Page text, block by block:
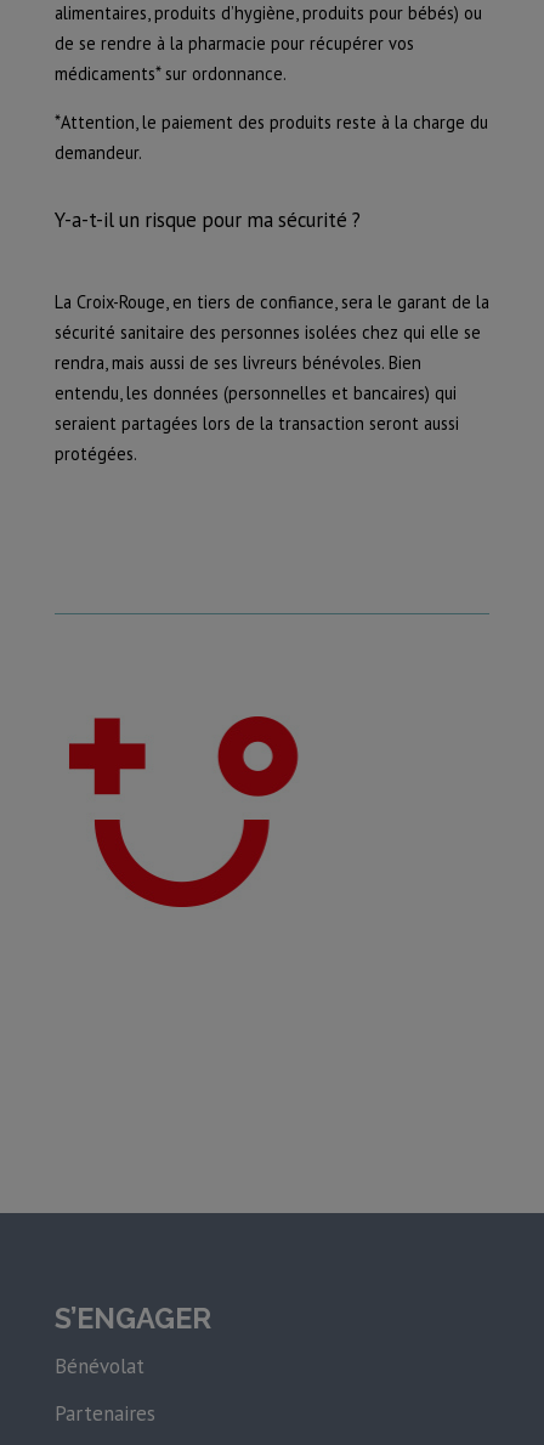
alimentaires, produits d’hygiène, produits pour bébés) ou
de se rendre à la pharmacie pour récupérer vos
médicaments* sur ordonnance.
*Attention, le paiement des produits reste à la charge du
demandeur.
Y-a-t-il un risque pour ma sécurité ?
La Croix-Rouge, en tiers de confiance, sera le garant de la
sécurité sanitaire des personnes isolées chez qui elle se
rendra, mais aussi de ses livreurs bénévoles. Bien
entendu, les données (personnelles et bancaires) qui
seraient partagées lors de la transaction seront aussi
protégées.
S’ENGAGER
Bénévolat
Partenaires